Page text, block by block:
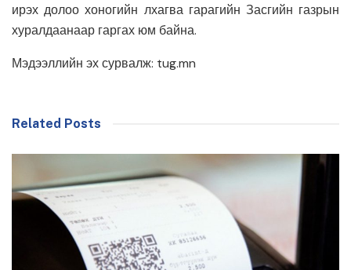
ирэх долоо хоногийн лхагва гарагийн Засгийн газрын
хуралдаанаар гаргах юм байна.
Мэдээллийн эх сурвалж: tug.mn
Related Posts